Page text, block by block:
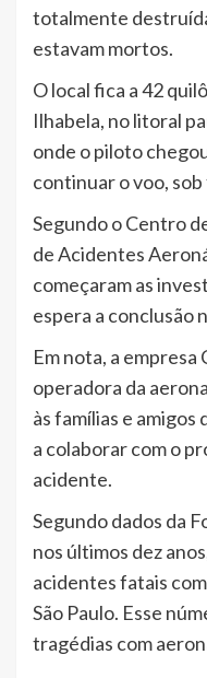
totalmente
estavam mortos.
O local fica a 42
Ilhabela, no litoral
onde o piloto
continuar o voo,
Segundo o Centro
de Acidentes
começaram as
espera a conclusão
Em nota, a
operadora da
às famílias e
a colaborar com o
acidente.
Segundo dados da
nos últimos dez
acidentes fatais
São Paulo. Esse
tragédias com